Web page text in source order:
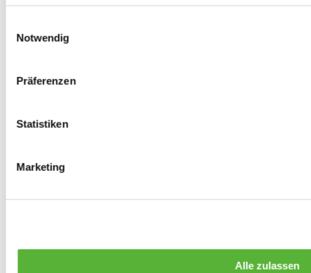
Notwendig
Präferenzen
Statistiken
Marketing
Alle zulassen
0Produkte verfügbar